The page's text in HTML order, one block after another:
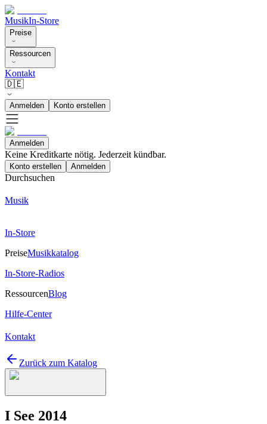
MusikIn-Store
Preise
Ressourcen
Kontakt
🇩🇪
Anmelden Konto erstellen
Anmelden
Keine Kreditkarte nötig. Jederzeit kündbar.
Konto erstellen Anmelden
Durchsuchen
Musik
In-Store
PreiseMusikkatalog
In-Store-Radios
RessourcenBlog
Hilfe-Center
Kontakt
Zurück zum Katalog
I See 2014